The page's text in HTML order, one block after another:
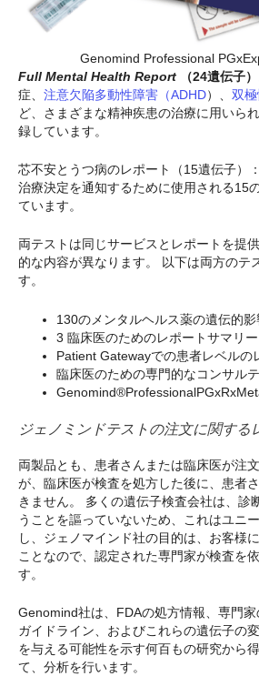
Genomind Professional
Full Mental Health Report
（24遺伝子）
症、 注意欠陥多動性障害（ADHD）、 双
ど、さまざまな精神疾患の治療に用いら
録しています。
芯不安とうつ病のレポート（15遺伝子）
治療決定を通知するために使用される15
ています。
両テストは同じサービスとレポートを提
的な内容が異なります。 以下は両方のテ
す。
130のメンタルヘルス薬の遺伝的影
3 臨床医のためのレポートサマリ
Patient Gatewayでの患者レベルの
臨床医のための専門的なコンサル
ジェノミンドテストの注文に関する
両製品とも、患者さんまたは臨床医が注
が、臨床医が検査を処方した後に、患者
きません。 多くの遺伝子検査会社は、診
うことを謳っていないため、これはユニ
し、ジェノマインド社の目的は、お客様
ことなので、認定された専門家が検査を
す。
Genomind社は、FDAの処方情報、専門
ガイドライン、およびこれらの遺伝子の
を与える可能性を示す何百もの研究から
て、分析を行います。